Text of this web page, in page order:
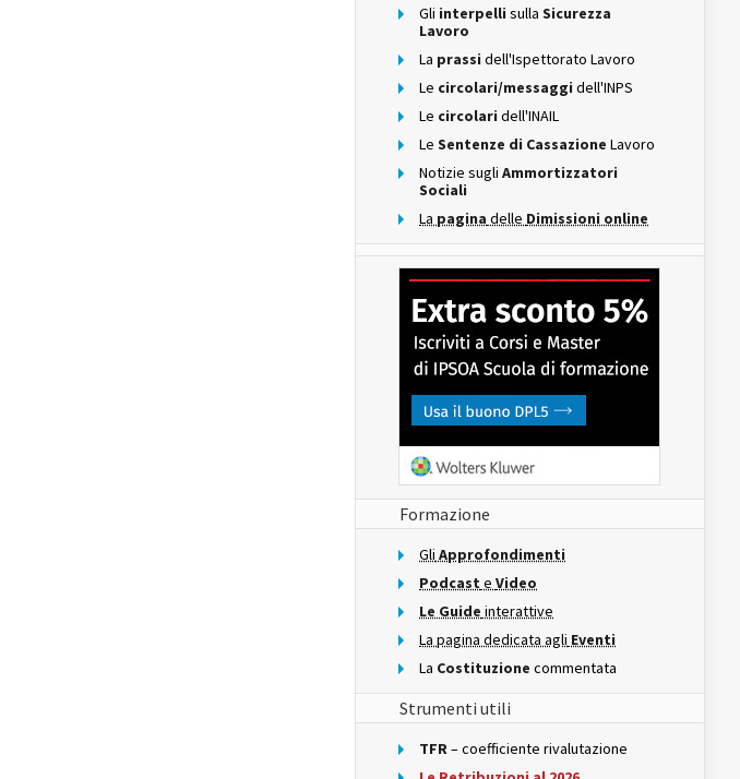
Gli interpelli sulla Sicurezza
Lavoro
La prassi dell'Ispettorato Lavoro
Le circolari/messaggi dell'INPS
Le circolari dell'INAIL
Le Sentenze di Cassazione Lavoro
Notizie sugli Ammortizzatori
Sociali
La pagina delle Dimissioni online
Formazione
Gli Approfondimenti
Podcast e Video
Le Guide interattive
La pagina dedicata agli Eventi
La Costituzione commentata
Strumenti utili
TFR– coefficiente rivalutazione